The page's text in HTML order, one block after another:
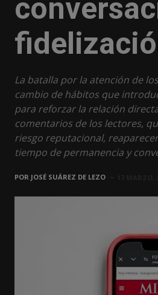
La batalla por la atención de
cambio de hábitos que
para reforzar la relación
comentarios de los lectores,
riesgo reputacional,
tiempo de permanencia y
POR JOSÉ SUÁREZ DE LEZO